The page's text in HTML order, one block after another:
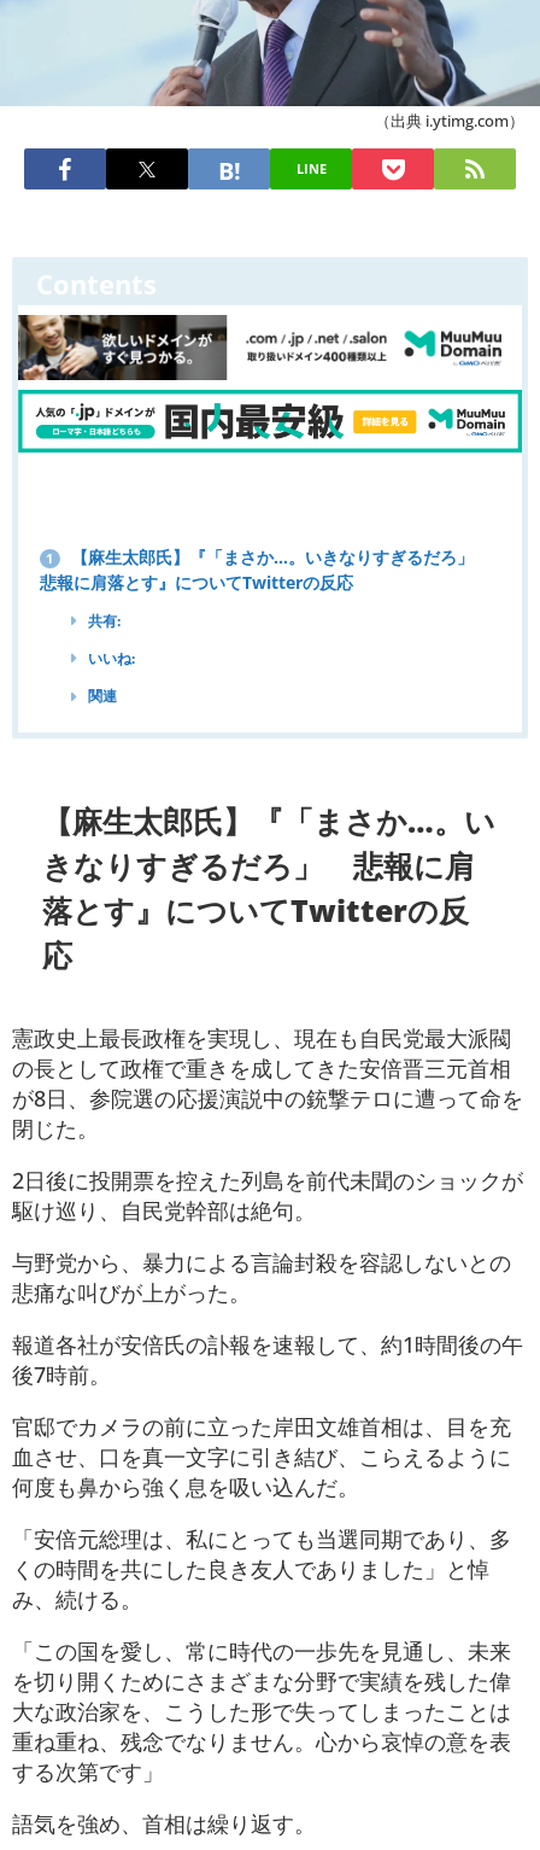
（出典 i.ytimg.com）
LINE
Contents
1
【麻生太郎氏】『「まさか…。いきなりすぎるだろ」
悲報に肩落とす』についてTwitterの反応
共有:
いいね:
関連
【麻生太郎氏】『「まさか…。い
きなりすぎるだろ」 悲報に肩
落とす』についてTwitterの反
応
憲政史上最長政権を実現し、現在も自民党最大派閥
の長として政権で重きを成してきた安倍晋三元首相
が8日、参院選の応援演説中の銃撃テロに遭って命を
閉じた。
2日後に投開票を控えた列島を前代未聞のショックが
駆け巡り、自民党幹部は絶句。
与野党から、暴力による言論封殺を容認しないとの
悲痛な叫びが上がった。
報道各社が安倍氏の訃報を速報して、約1時間後の午
後7時前。
官邸でカメラの前に立った岸田文雄首相は、目を充
血させ、口を真一文字に引き結び、こらえるように
何度も鼻から強く息を吸い込んだ。
「安倍元総理は、私にとっても当選同期であり、多
くの時間を共にした良き友人でありました」と悼
み、続ける。
「この国を愛し、常に時代の一歩先を見通し、未来
を切り開くためにさまざまな分野で実績を残した偉
大な政治家を、こうした形で失ってしまったことは
重ね重ね、残念でなりません。心から哀悼の意を表
する次第です」
語気を強め、首相は繰り返す。